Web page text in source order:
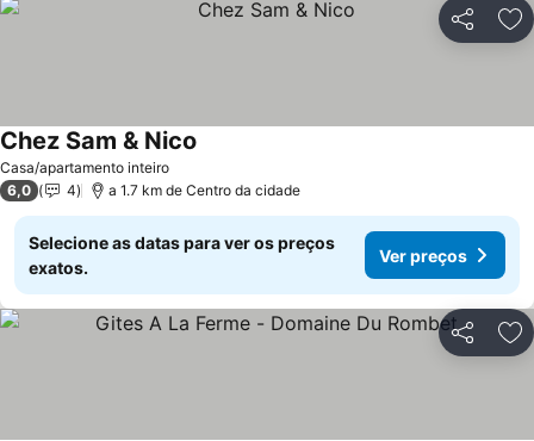
Partilhar
Casa/apartamento inteiro
Chez Sam & Nico
6,0 4 a 1.7 km de Centro da cidade
Selecione as datas para ver os preços
exatos.
Ver preços
Partilhar